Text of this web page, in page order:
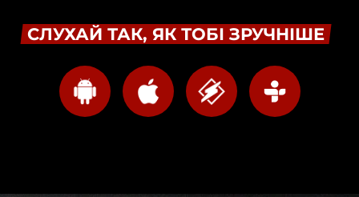
СЛУХАЙ ТАК, ЯК ТОБІ ЗРУЧНІШЕ